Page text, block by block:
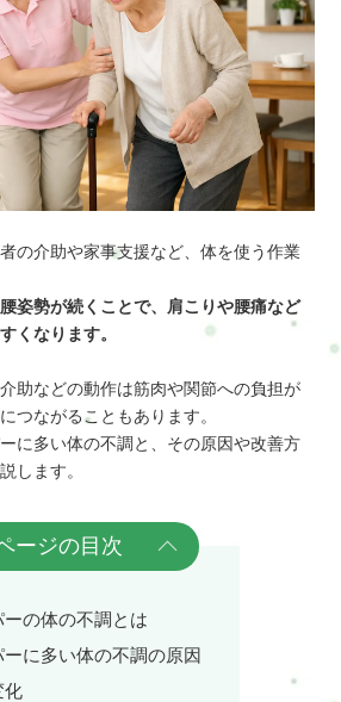
の介助や家事支援など、体を使う作業
姿勢が続くことで、肩こりや腰痛など
くなります。
助などの動作は筋肉や関節への負担が
つながることもあります。
に多い体の不調と、その原因や改善方
します。
ージの目次
の体の不調とは
に多い体の不調の原因
化